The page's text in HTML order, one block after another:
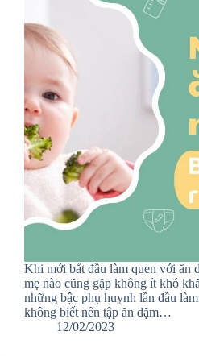
Khi mới bắt đầu làm quen với ăn
mẹ nào cũng gặp không ít khó
những bậc phụ huynh lần đầu
không biết nên tập ăn dặm…
12/02/2023